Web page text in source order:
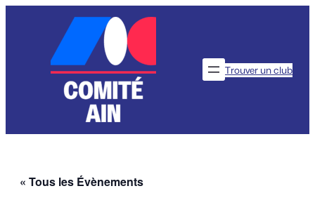
Trouver un club
« Tous les Évènements